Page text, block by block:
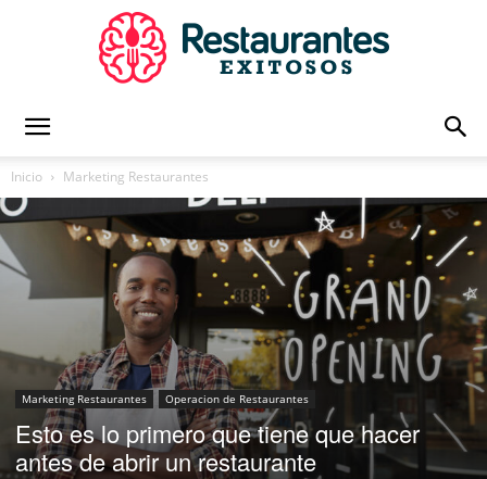
Exitosos
|
Capacitación
Inicio Marketing Restaurantes
Marketing Restaurantes Operacion de Restaurantes
Esto es lo primero que tiene que hacer
antes de abrir un restaurante